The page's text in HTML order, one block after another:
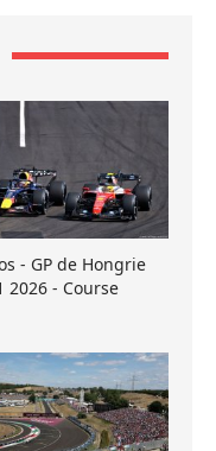
- GP de Hongrie
2026 - Course